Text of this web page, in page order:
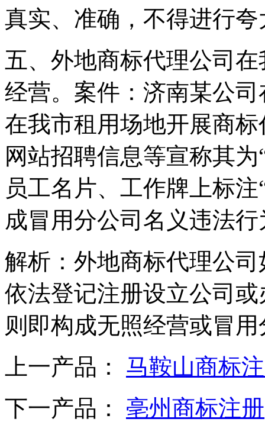
真实、准确，不得进行
五、外地商标代理公司
经营。案件：济南某公
在我市租用场地开展商
网站招聘信息等宣称其
员工名片、工作牌上标
成冒用分公司名义违法
解析：外地商标代理公
依法登记注册设立公司
则即构成无照经营或冒
上一产品： 马鞍山商标
下一产品： 亳州商标注册